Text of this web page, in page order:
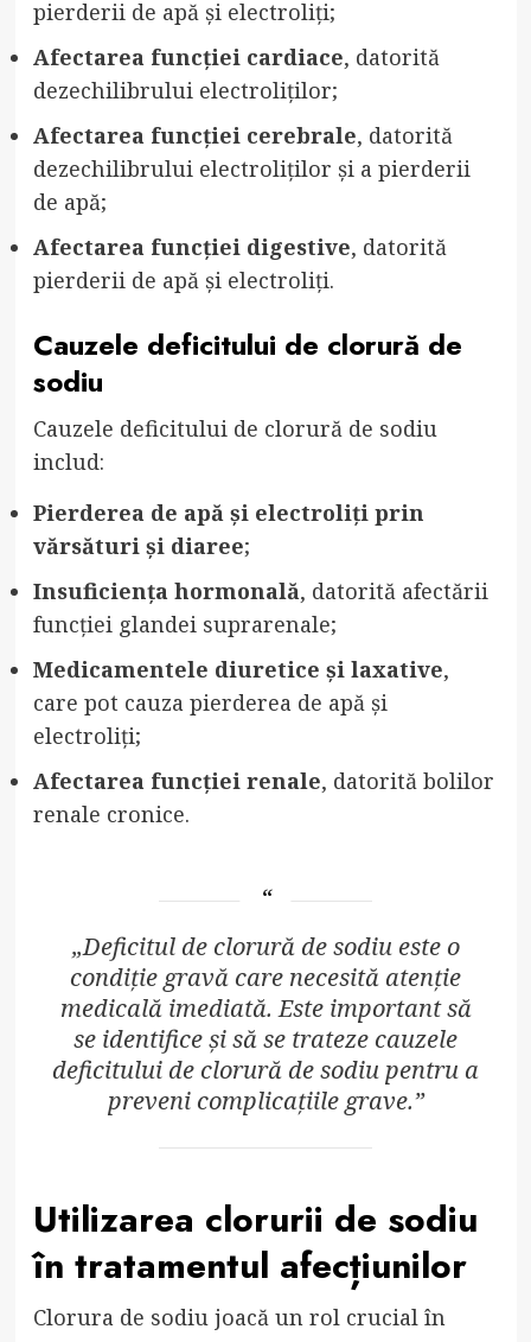
pierderii de apă și electroliți;
Afectarea funcției cardiace, datorită
dezechilibrului electroliților;
Afectarea funcției cerebrale, datorită
dezechilibrului electroliților și a pierderii
de apă;
Afectarea funcției digestive, datorită
pierderii de apă și electroliți.
Cauzele deficitului de clorură de
sodiu
Cauzele deficitului de clorură de sodiu
includ:
Pierderea de apă și electroliți prin
vărsături și diaree;
Insuficiența hormonală, datorită afectării
funcției glandei suprarenale;
Medicamentele diuretice și laxative,
care pot cauza pierderea de apă și
electroliți;
Afectarea funcției renale, datorită bolilor
renale cronice.
„Deficitul de clorură de sodiu este o
condiție gravă care necesită atenție
medicală imediată. Este important să
se identifice și să se trateze cauzele
deficitului de clorură de sodiu pentru a
preveni complicațiile grave.”
Utilizarea clorurii de sodiu
în tratamentul afecțiunilor
Clorura de sodiu joacă un rol crucial în